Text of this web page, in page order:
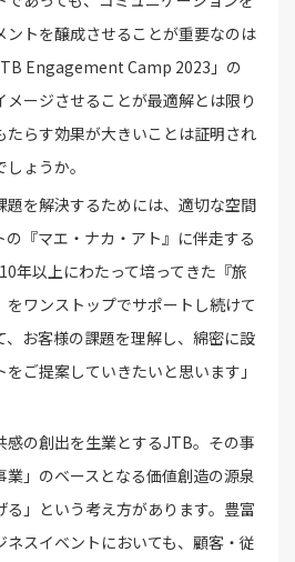
ントを醸成させることが重要なのは
Engagement Camp 2023」の
メージさせることが最適解とは限り
たらす効果が大きいことは証明され
ょうか。
題を解決するためには、適切な空間
『マエ・ナカ・アト』に伴走する
年以上にわたって培ってきた『旅
ワンストップでサポートし続けて
、お客様の課題を理解し、綿密に設
ご提案していきたいと思います」
感の創出を生業とするJTB。その事
」のベースとなる価値創造の源泉
る」という考え方があります。豊富
スイベントにおいても、顧客・従